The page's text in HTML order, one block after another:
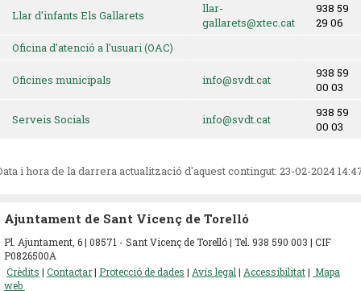
Llar d'infants Els Gallarets
llar-
gallarets@xtec.cat
938 59
29 06
Oficina d'atenció a l'usuari (OAC)
Oficines municipals info@svdt.cat
938 59
00 03
Serveis Socials info@svdt.cat
938 59
00 03
i hora de la darrera actualització d'aquest contingut: 23-02-2024
Ajuntament de Sant Vicenç de Torelló
Pl. Ajuntament, 6 | 08571 - Sant Vicenç de Torelló | Tel. 938 590 003 | CIF
P0826500A
Crèdits | Contactar| Protecció de dades | Avís legal | Accessibilitat| Mapa
web